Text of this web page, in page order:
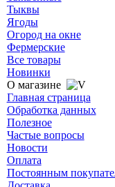
Тыквы
Ягоды
Огород на окне
Фермерские
Все товары
Новинки
О магазине
Главная страница
Обработка данных
Полезное
Частые вопросы
Новости
Оплата
Постоянным